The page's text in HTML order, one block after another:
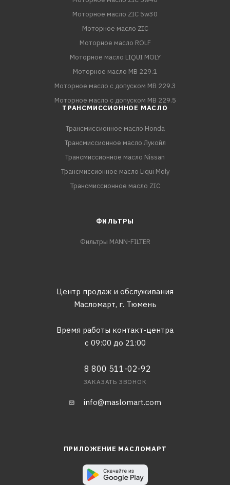
Моторное масло ZIC 5w30
Моторное масло ZIC
Моторное масло ROLF
Моторное масло LIQUI MOLY
Моторное масло MB 229.1
Моторное масло с допуском MB 229.3
Моторное масло с допуском MB 229.5
ТРАНСМИССИОННОЕ МАСЛО
Трансмиссионное масло Honda
Трансмиссионное масло Лукойл
Трансмиссионное масло Nissan
Трансмиссионное масло Liqui Moly
Трансмиссионное масло ZIC
ФИЛЬТРЫ
Фильтры MANN-FILTER
Центр продаж и обслуживания
Масломарт, г. Тюмень
Время работы контакт-центра
с 09:00 до 21:00
8 800 511-02-92
ЗАКАЗАТЬ ЗВОНОК
info@maslomart.com
ПРИЛОЖЕНИЕ МАСЛОМАРТ